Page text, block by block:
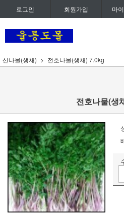
로그인 회원가입 마
산나물(생채) 전호나물(생채) 7.0kg
전호나물(생